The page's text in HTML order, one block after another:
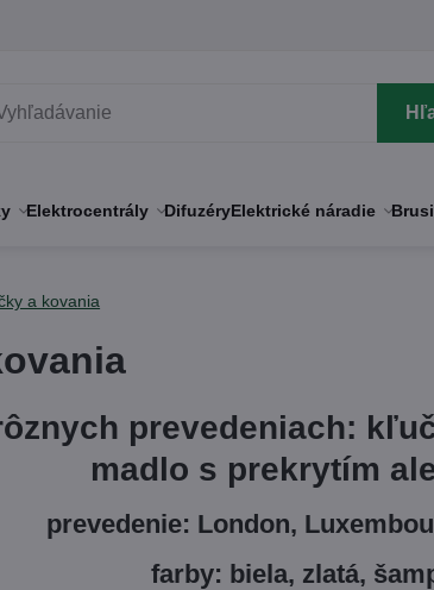
Elektrocentrály DifuzéryElektrické náradie
a kovania
prevedeniach:
madlo s prekrytím
prevedenie: London,
farby: biela, zlatá,